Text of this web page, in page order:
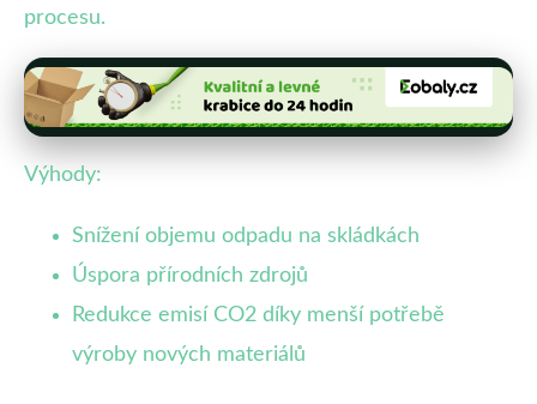
procesu.
Výhody:
Snížení objemu odpadu na skládkách
Úspora přírodních zdrojů
Redukce emisí CO2 díky menší potřebě
výroby nových materiálů